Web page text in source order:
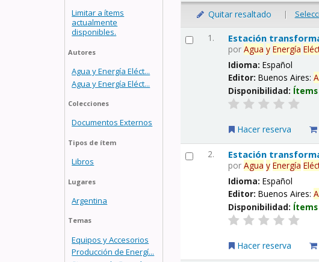
Limitar a ítems
actualmente
disponibles.
Autores
Agua y Energía Eléct...
Agua y Energía Eléct...
Colecciones
Documentos Externos
Tipos de ítem
Libros
Lugares
Argentina
Temas
Equipos y Accesorios
Producción de Energí...
Quitar resaltado |
1. Estación
porAgua y Energía
Idioma:Español
Editor:Buenos Aires:
Disponibilidad:
Hacer reserva
2. Estación
porAgua y Energía
Idioma:Español
Editor:Buenos Aires:
Disponibilidad:
Hacer reserva